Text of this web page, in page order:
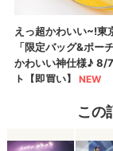
この